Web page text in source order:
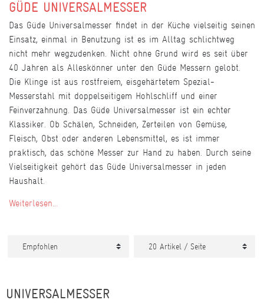
GÜDE UNIVERSALMESSER
Das Güde Universalmesser findet in der Küche vielseitig seinen
Einsatz, einmal in Benutzung ist es im Alltag schlichtweg
nicht mehr wegzudenken. Nicht ohne Grund wird es seit über
40 Jahren als Alleskönner unter den Güde Messern gelobt.
Die Klinge ist aus rostfreiem, eisgehärtetem Spezial-
Messerstahl mit doppelseitigem Hohlschliff und einer
Feinverzahnung. Das Güde Universalmesser ist ein echter
Klassiker. Ob Schälen, Schneiden, Zerteilen von Gemüse,
Fleisch, Obst oder anderen Lebensmittel, es ist immer
praktisch, das schöne Messer zur Hand zu haben. Durch seine
Vielseitigkeit gehört das Güde Universalmesser in jeden
Haushalt.
Weiterlesen...
UNIVERSALMESSER